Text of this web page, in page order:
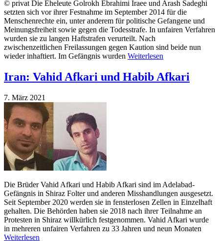
© privat Die Eheleute Golrokh Ebrahimi Iraee und Arash Sadeghi
setzten sich vor ihrer Festnahme im September 2014 für die
Menschenrechte ein, unter anderem für politische Gefangene und
Meinungsfreiheit sowie gegen die Todesstrafe. In unfairen Verfahren
wurden sie zu langen Haftstrafen verurteilt. Nach
zwischenzeitlichen Freilassungen gegen Kaution sind beide nun
wieder inhaftiert. Im Gefängnis wurden Weiterlesen
Iran: Vahid Afkari und Habib Afkari
7. März 2021
Die Brüder Vahid Afkari und Habib Afkari sind im Adelabad-
Gefängnis in Shiraz Folter und anderen Misshandlungen ausgesetzt.
Seit September 2020 werden sie in fensterlosen Zellen in Einzelhaft
gehalten. Die Behörden haben sie 2018 nach ihrer Teilnahme an
Protesten in Shiraz willkürlich festgenommen. Vahid Afkari wurde
in mehreren unfairen Verfahren zu 33 Jahren und neun Monaten
Weiterlesen